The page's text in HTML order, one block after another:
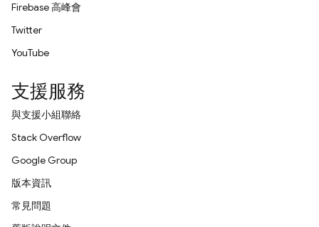
Firebase 高峰會
Twitter
YouTube
支援服務
與支援小組聯絡
Stack Overflow
Google Group
版本資訊
常見問題